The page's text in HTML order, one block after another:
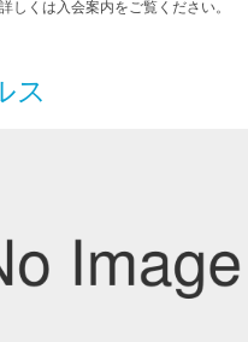
しくは入会案内をご覧ください。
ス